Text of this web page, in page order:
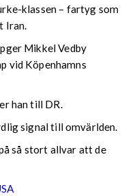
klassen – fartyg som
Iran.
Mikkel Vedby
vid Köpenhamns
han till DR.
signal till omvärlden.
så stort allvar att de